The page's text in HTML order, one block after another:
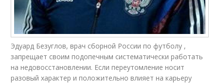
Эдуард Безуглов, врач сборной России по футболу ,
запрещает своим подопечным систематически работать
на недовосстановлении. Если переутомление носит
разовый характер и положительно влияет на карьеру